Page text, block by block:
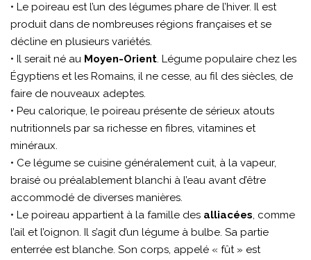
• Le poireau est l’un des légumes phare de l’hiver. Il est
produit dans de nombreuses régions françaises et se
décline en plusieurs variétés.
• Il serait né au Moyen-Orient. Légume populaire chez les
Égyptiens et les Romains, il ne cesse, au fil des siècles, de
faire de nouveaux adeptes.
• Peu calorique, le poireau présente de sérieux atouts
nutritionnels par sa richesse en fibres, vitamines et
minéraux.
• Ce légume se cuisine généralement cuit, à la vapeur,
braisé ou préalablement blanchi à l’eau avant d’être
accommodé de diverses manières.
• Le poireau appartient à la famille des alliacées, comme
l’ail et l’oignon. Il s’agit d’un légume à bulbe. Sa partie
enterrée est blanche. Son corps, appelé « fût » est